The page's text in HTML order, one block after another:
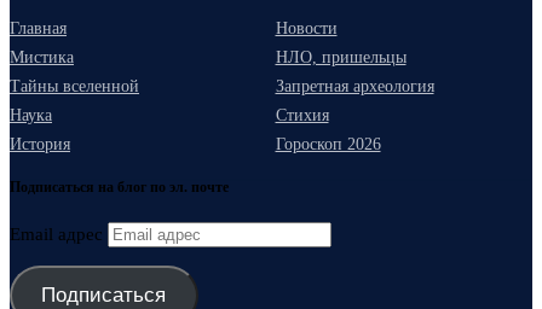
Главная
Новости
Мистика
НЛО, пришельцы
Тайны вселенной
Запретная археология
Наука
Стихия
История
Гороскоп 2026
Подписаться на блог по эл. почте
Email адрес
Подписаться